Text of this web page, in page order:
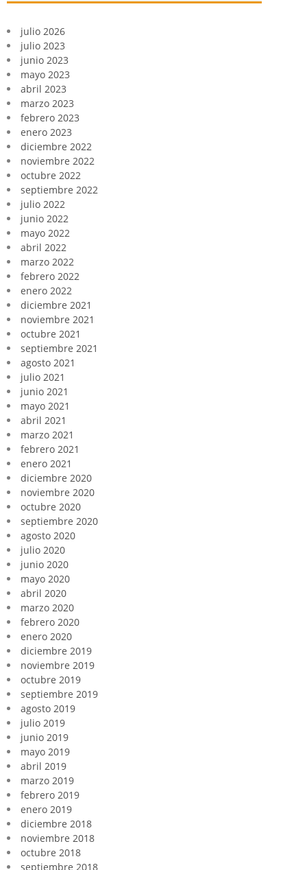
julio 2026
julio 2023
junio 2023
mayo 2023
abril 2023
marzo 2023
febrero 2023
enero 2023
diciembre 2022
noviembre 2022
octubre 2022
septiembre 2022
julio 2022
junio 2022
mayo 2022
abril 2022
marzo 2022
febrero 2022
enero 2022
diciembre 2021
noviembre 2021
octubre 2021
septiembre 2021
agosto 2021
julio 2021
junio 2021
mayo 2021
abril 2021
marzo 2021
febrero 2021
enero 2021
diciembre 2020
noviembre 2020
octubre 2020
septiembre 2020
agosto 2020
julio 2020
junio 2020
mayo 2020
abril 2020
marzo 2020
febrero 2020
enero 2020
diciembre 2019
noviembre 2019
octubre 2019
septiembre 2019
agosto 2019
julio 2019
junio 2019
mayo 2019
abril 2019
marzo 2019
febrero 2019
enero 2019
diciembre 2018
noviembre 2018
octubre 2018
septiembre 2018